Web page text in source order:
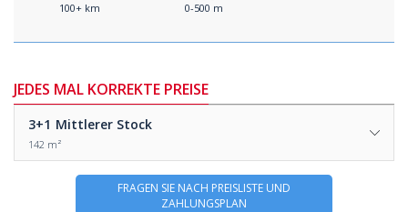
100+ km 0-500 m
JEDES MAL KORREKTE PREISE
3+1 Mittlerer Stock
142 m²
FRAGEN SIE NACH PREISLISTE UND
ZAHLUNGSPLAN